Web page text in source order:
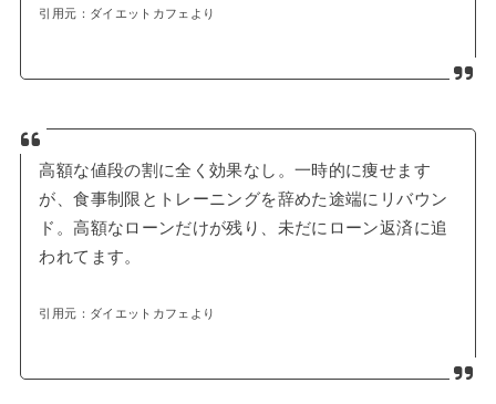
引用元：ダイエットカフェより
高額な値段の割に全く効果なし。一時的に痩せます
が、食事制限とトレーニングを辞めた途端にリバウン
ド。高額なローンだけが残り、未だにローン返済に追
われてます。
引用元：ダイエットカフェより